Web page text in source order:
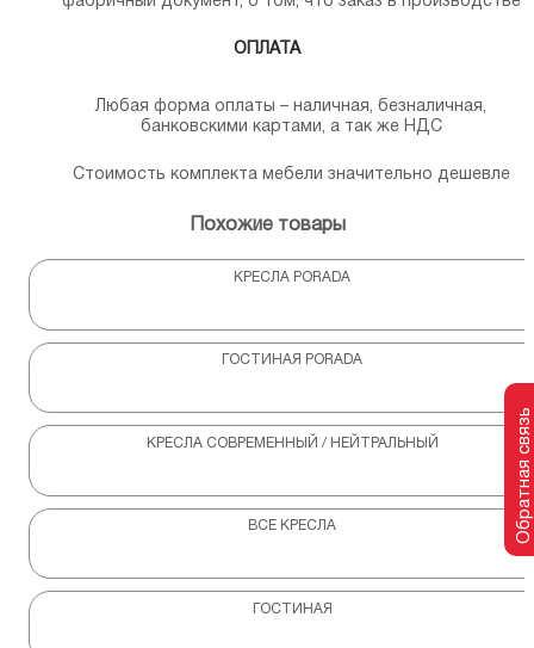
ОПЛАТА
Любая форма оплаты – наличная, безналичная,
банковскими картами, а так же НДС
Стоимость комплекта мебели значительно дешевле
Похожие товары
КРЕСЛА PORADA
ГОСТИНАЯ PORADA
КРЕСЛА СОВРЕМЕННЫЙ / НЕЙТРАЛЬНЫЙ
ВСЕ КРЕСЛА
ГОСТИНАЯ
Обратная связь